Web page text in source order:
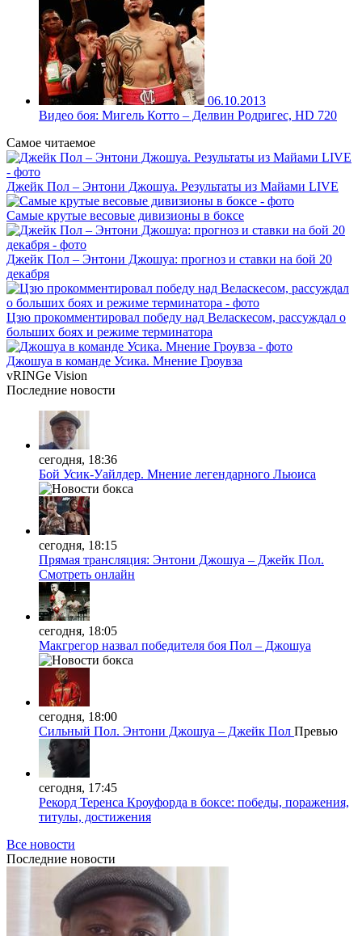
06.10.2013
Видео боя: Мигель Котто – Делвин Родригес, HD 720
Самое читаемое
Джейк Пол – Энтони Джошуа. Результаты из Майами LIVE
Самые крутые весовые дивизионы в боксе
Джейк Пол – Энтони Джошуа: прогноз и ставки на бой 20
декабря
Цзю прокомментировал победу над Веласкесом, рассуждал о
больших боях и режиме терминатора
Джошуа в команде Усика. Мнение Гроувза
vRINGe Vision
Последние новости
сегодня, 18:36
Бой Усик-Уайлдер. Мнение легендарного Льюиса
сегодня, 18:15
Прямая трансляция: Энтони Джошуа – Джейк Пол.
Смотреть онлайн
сегодня, 18:05
Макгрегор назвал победителя боя Пол – Джошуа
сегодня, 18:00
Сильный Пол. Энтони Джошуа – Джейк Пол Превью
сегодня, 17:45
Рекорд Теренса Кроуфорда в боксе: победы, поражения,
титулы, достижения
Все новости
Последние новости